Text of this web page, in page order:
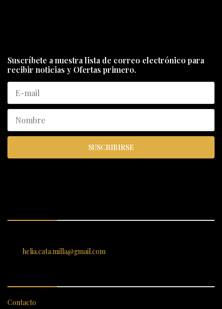
Suscríbete a nuestra lista de correo electrónico para
recibir noticias y Ofertas primero.
SUSCRIBIRSE
helia.cata.milla@gmail.com
Contacto